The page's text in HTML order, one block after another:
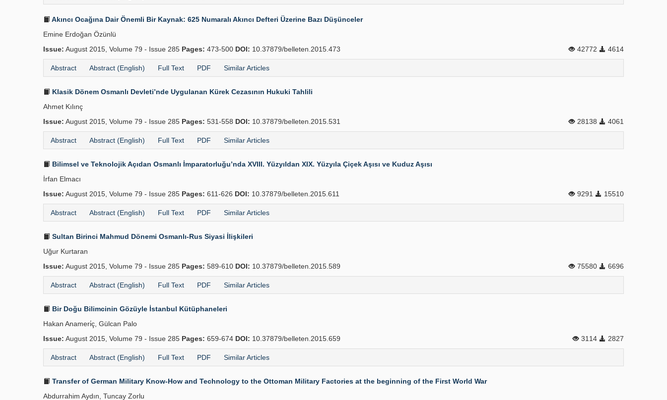
Akıncı Ocağına Dair Önemli Bir Kaynak: 625 Numaralı Akıncı Defteri Üzerine Bazı Düşünceler
Emine Erdoğan Özünlü
Issue: August 2015, Volume 79 - Issue 285 Pages: 473-500 DOI: 10.37879/belleten.2015.473 42772 4614
Abstract Abstract (English) Full Text PDF Similar Articles
Klasik Dönem Osmanlı Devleti’nde Uygulanan Kürek Cezasının Hukuki Tahlili
Ahmet Kılınç
Issue: August 2015, Volume 79 - Issue 285 Pages: 531-558 DOI: 10.37879/belleten.2015.531 28138 4061
Abstract Abstract (English) Full Text PDF Similar Articles
Bilimsel ve Teknolojik Açıdan Osmanlı İmparatorluğu’nda XVIII. Yüzyıldan XIX. Yüzyıla Çiçek Aşısı ve Kuduz Aşısı
İrfan Elmacı
Issue: August 2015, Volume 79 - Issue 285 Pages: 611-626 DOI: 10.37879/belleten.2015.611 9291 15510
Abstract Abstract (English) Full Text PDF Similar Articles
Sultan Birinci Mahmud Dönemi Osmanlı-Rus Siyasi İlişkileri
Uğur Kurtaran
Issue: August 2015, Volume 79 - Issue 285 Pages: 589-610 DOI: 10.37879/belleten.2015.589 75580 6696
Abstract Abstract (English) Full Text PDF Similar Articles
Bir Doğu Bilimcinin Gözüyle İstanbul Kütüphaneleri
Hakan Anameri̇ç, Gülcan Palo
Issue: August 2015, Volume 79 - Issue 285 Pages: 659-674 DOI: 10.37879/belleten.2015.659 3114 2827
Abstract Abstract (English) Full Text PDF Similar Articles
Transfer of German Military Know-How and Technology to the Ottoman Military Factories at the beginning of the First World War
Abdurrahim Aydın, Tuncay Zorlu